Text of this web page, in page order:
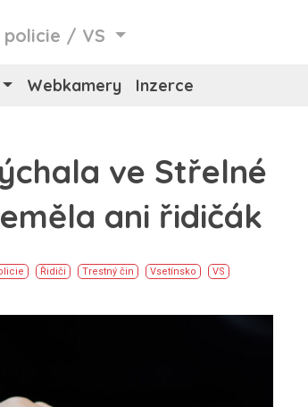
policie / VS
Webkamery Inzerce
ve Střelné
ani řidičák
Řidiči Trestný čin Vsetínsko VS